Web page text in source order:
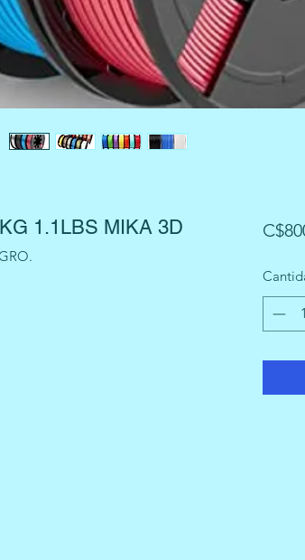
1.1LBS MIKA 3D